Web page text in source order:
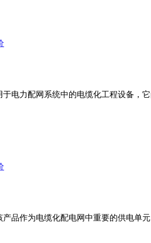
于电力配网系统中的电缆化工程设备，
品作为电缆化配电网中重要的供电单